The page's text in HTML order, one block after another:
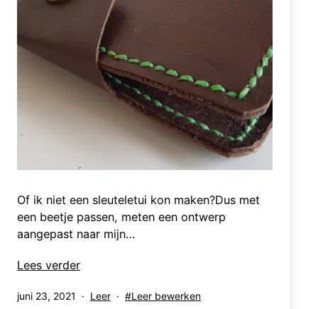
Of ik niet een sleuteletui kon maken?Dus met
een beetje passen, meten een ontwerp
aangepast naar mijn…
Lees verderSleuteletui
Gepubliceerd
juni 23, 2021
Gecategoriseerd
Leer Getagged
Leer bewerken